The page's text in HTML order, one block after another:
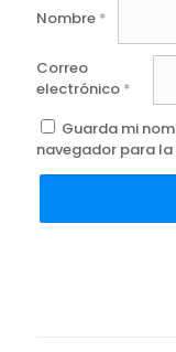
Nombre *
Correo
electrónico *
Guarda mi
navegador para la